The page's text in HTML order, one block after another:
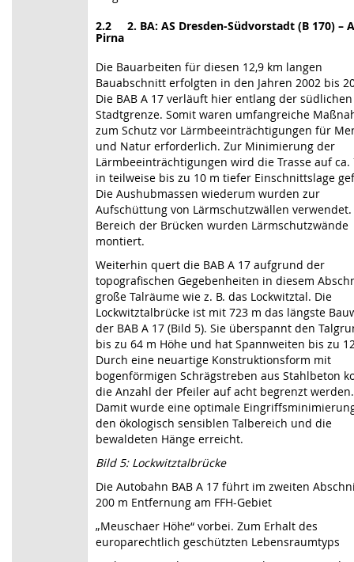
2.2 2. BA: AS Dresden-Südvorstadt (B 170) –
Pirna
Die Bauarbeiten für diesen 12,9 km langen
Bauabschnitt erfolgten in den Jahren 2002 bis
Die BAB A 17 verläuft hier entlang der südlichen
Stadtgrenze. Somit waren umfangreiche
zum Schutz vor Lärmbeeinträchtigungen für
und Natur erforderlich. Zur Minimierung der
Lärmbeeinträchtigungen wird die Trasse auf ca.
in teilweise bis zu 10 m tiefer Einschnittslage
Die Aushubmassen wiederum wurden zur
Aufschüttung von Lärmschutzwällen
Bereich der Brücken wurden Lärmschutzwände
montiert.
Weiterhin quert die BAB A 17 aufgrund der
topografischen Gegebenheiten in diesem
große Talräume wie z. B. das Lockwitztal. Die
Lockwitztalbrücke ist mit 723 m das längste
der BAB A 17 (Bild 5). Sie überspannt den
bis zu 64 m Höhe und hat Spannweiten bis zu
Durch eine neuartige Konstruktionsform mit
bogenförmigen Schrägstreben aus Stahlbeton
die Anzahl der Pfeiler auf acht begrenzt werden.
Damit wurde eine optimale
den ökologisch sensiblen Talbereich und die
bewaldeten Hänge erreicht.
Bild 5: Lockwitztalbrücke
Die Autobahn BAB A 17 führt im zweiten
200 m Entfernung am FFH-Gebiet
„Meuschaer Höhe“ vorbei. Zum Erhalt des
europarechtlich geschützten Lebensraumtyps